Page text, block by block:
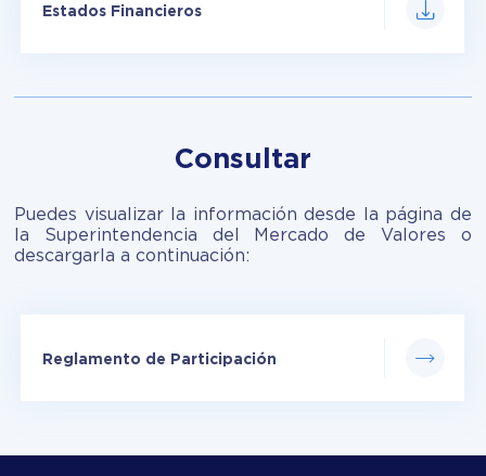
Estados Financieros
Consultar
Puedes visualizar la información desde la página de
la Superintendencia del Mercado de Valores o
descargarla a continuación:
Reglamento de Participación